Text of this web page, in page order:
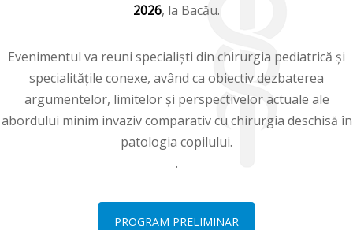
2026, la Bacău.
Evenimentul va reuni specialiști din chirurgia pediatrică și
specialitățile conexe, având ca obiectiv dezbaterea
argumentelor, limitelor și perspectivelor actuale ale
abordului minim invaziv comparativ cu chirurgia deschisă în
patologia copilului.
.
PROGRAM PRELIMINAR